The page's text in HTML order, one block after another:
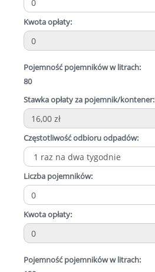
Kwota opłaty:
Pojemność pojemników w litrach:
80
Stawka opłaty za pojemnik/kontener:
Częstotliwość odbioru odpadów:
Liczba pojemników:
Kwota opłaty:
Pojemność pojemników w litrach: